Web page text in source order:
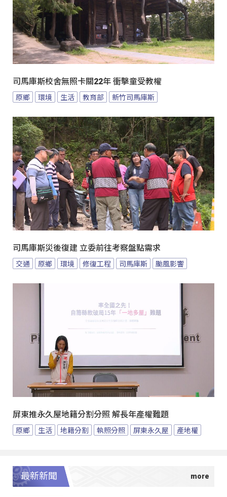
司馬庫斯校舍無照卡關22年 衝擊童受教權
原鄉 環境 生活 教育部 新竹司馬庫斯
司馬庫斯災後復建 立委前往考察盤點需求
交通 原鄉 環境 修復工程 司馬庫斯 颱風影響
屏東推永久屋地籍分割分照 解長年產權難題
原鄉 生活 地籍分割 執照分照 屏東永久屋 產地權
最新新聞